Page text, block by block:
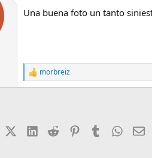
i
:
Una buena foto un tanto
R
e
o
morbreiz
FacebookX (Twitter)
LinkedIn
Reddit PinterestTumblr